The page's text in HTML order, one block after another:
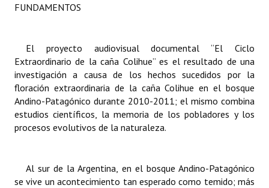
NORMATIVA
Comunicaciones
Declaraciones
Resoluciones
INSTITUCIONAL
FUNDAMENTOS
El proyecto audiovisual documental “El Ciclo
Extraordinario de la caña Colihue” es el resultado de una
investigación a causa de los hechos sucedidos por la
floración extraordinaria de la caña Colihue en el bosque
Andino-Patagónico durante 2010-2011; el mismo combina
estudios científicos, la memoria de los pobladores y los
procesos evolutivos de la naturaleza.
Al sur de la Argentina, en el bosque Andino-Patagónico
se vive un acontecimiento tan esperado como temido; más